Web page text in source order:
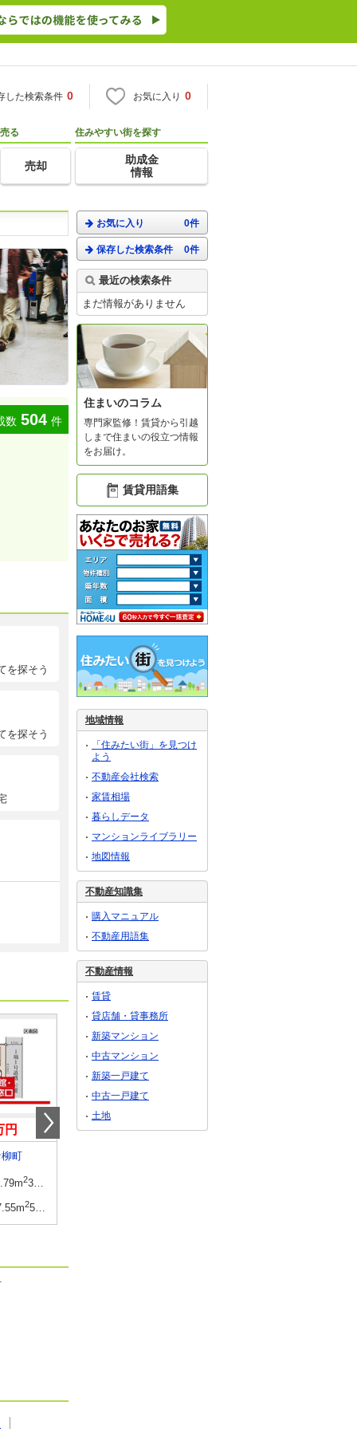
した検索条件 0 お気に入り 0
売る
売却
住みやすい街を探す
助成金
情報
数 504 件
を探そう
を探そう
円
町
233.81坪
256.73坪
3,280万円
お気に入り 0件
保存した検索条件 0件
最近の検索条件
まだ情報がありません
住まいのコラム
専門家監修！賃貸から引越
しまで住まいの役立つ情報
をお届け。
賃貸用語集
地域情報
「住みたい街」を見つけ
よう
不動産会社検索
家賃相場
暮らしデータ
マンションライブラリー
地図情報
不動産知識集
購入マニュアル
不動産用語集
不動産情報
賃貸
貸店舗・貸事務所
新築マンション
中古マンション
新築一戸建て
中古一戸建て
土地